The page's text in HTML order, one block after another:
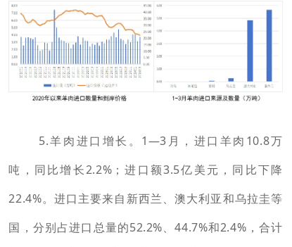
5.羊肉进口增长。1—3月，进口羊肉10.8万
吨，同比增长2.2%；进口额3.5亿美元，同比下降
22.4%。进口主要来自新西兰、澳大利亚和乌拉圭等
国，分别占进口总量的52.2%、44.7%和2.4%，合计